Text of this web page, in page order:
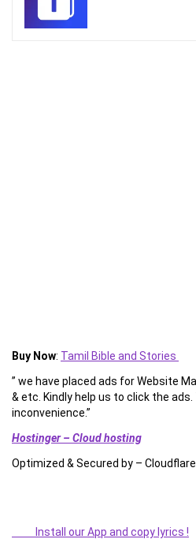
Buy Now: Tamil Bible and Stories
” we have placed ads for Website
& etc. Kindly help us to click the
inconvenience.”
Hostinger – Cloud hosting
Optimized & Secured by – Cloudflare
Install our App and copy lyrics !